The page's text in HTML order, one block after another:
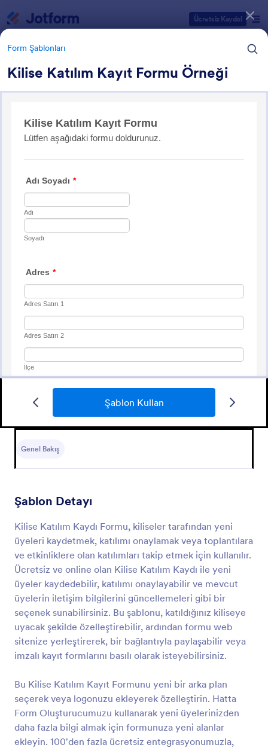
Ücretsiz Kaydol
Form Şablonları
Kilise Katılım Kayıt Formu Örneği
Şablon Kullan
Genel Bakış
Şablon Detayı
Kilise Katılım Kaydı Formu, kiliseler tarafından yeni
üyeleri kaydetmek, katılımı onaylamak veya toplantılara
ve etkinliklere olan katılımları takip etmek için kullanılır.
Ücretsiz ve online olan Kilise Katılım Kaydı ile yeni
üyeler kaydedebilir, katılımı onaylayabilir ve mevcut
üyelerin iletişim bilgilerini güncellemeleri gibi bir
seçenek sunabilirsiniz. Bu şablonu, katıldığınız kiliseye
uyacak şekilde özelleştirebilir, ardından formu web
sitenize yerleştirerek, bir bağlantıyla paylaşabilir veya
imzalı kayıt formlarını basılı olarak isteyebilirsiniz.
Bu Kilise Katılım Kayıt Formunu yeni bir arka plan
seçerek veya logonuzu ekleyerek özelleştirin. Hatta
Form Oluşturucumuzu kullanarak yeni üyelerinizden
daha fazla bilgi almak için formunuza yeni alanlar
ekleyin. 100'den fazla ücretsiz entegrasyonumuzla,
Form Şablonları
Kilise Formları
Kilise Gonullu Formu
toplamak için kullanabilirsiniz
Önizleme
Form Şablonu Kategorileri